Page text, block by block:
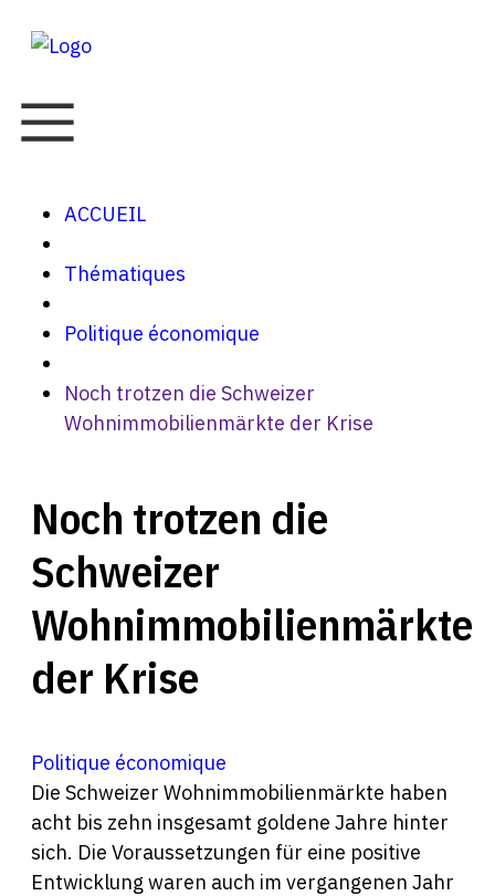
ACCUEIL
Thématiques
Politique économique
Noch trotzen die Schweizer
Wohnimmobilienmärkte der Krise
Noch trotzen die
Schweizer
Wohnimmobilienmärkte
der Krise
Politique économique
Die Schweizer Wohnimmobilienmärkte haben
acht bis zehn insgesamt goldene Jahre hinter
sich. Die Voraussetzungen für eine positive
Entwicklung waren auch im vergangenen Jahr